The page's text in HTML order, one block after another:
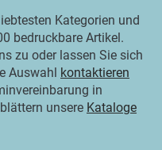
Kategorien und
bedruckbare Artikel.
zu oder lassen Sie sich
Auswahl kontaktieren
in
unsere Kataloge